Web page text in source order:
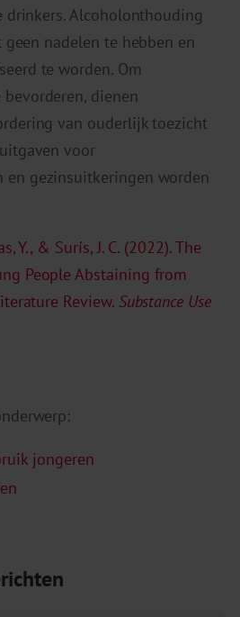
Alcoholonthouding
nadelen te hebben en
te worden. Om
dienen
van ouderlijk toezicht
voor
en gezinsuitkeringen worden
Y., & Surís, J. C. (2022). The
People Abstaining from
Review. Substance Use
jongeren